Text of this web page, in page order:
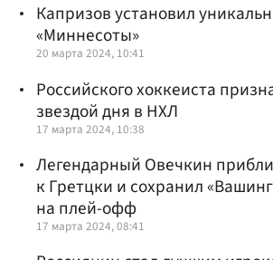
Капризов установил
«Миннесоты»
20 марта 2024, 10:41
Российского хоккеиста
звездой дня в НХЛ
17 марта 2024, 10:38
Легендарный Овечкин
к Гретцки и сохранил
на плей-офф
17 марта 2024, 08:41